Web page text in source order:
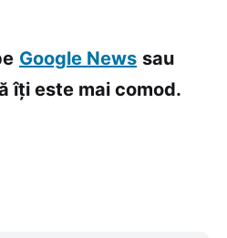
Google News sau
îți este mai comod.